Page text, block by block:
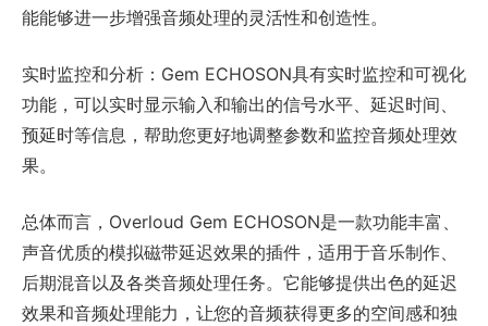
能能够进一步增强音频处理的灵活性和创造性。
实时监控和分析：Gem ECHOSON具有实时监控和可视化
功能，可以实时显示输入和输出的信号水平、延迟时间、
预延时等信息，帮助您更好地调整参数和监控音频处理效
果。
总体而言，Overloud Gem ECHOSON是一款功能丰富、
声音优质的模拟磁带延迟效果的插件，适用于音乐制作、
后期混音以及各类音频处理任务。它能够提供出色的延迟
效果和音频处理能力，让您的音频获得更多的空间感和独